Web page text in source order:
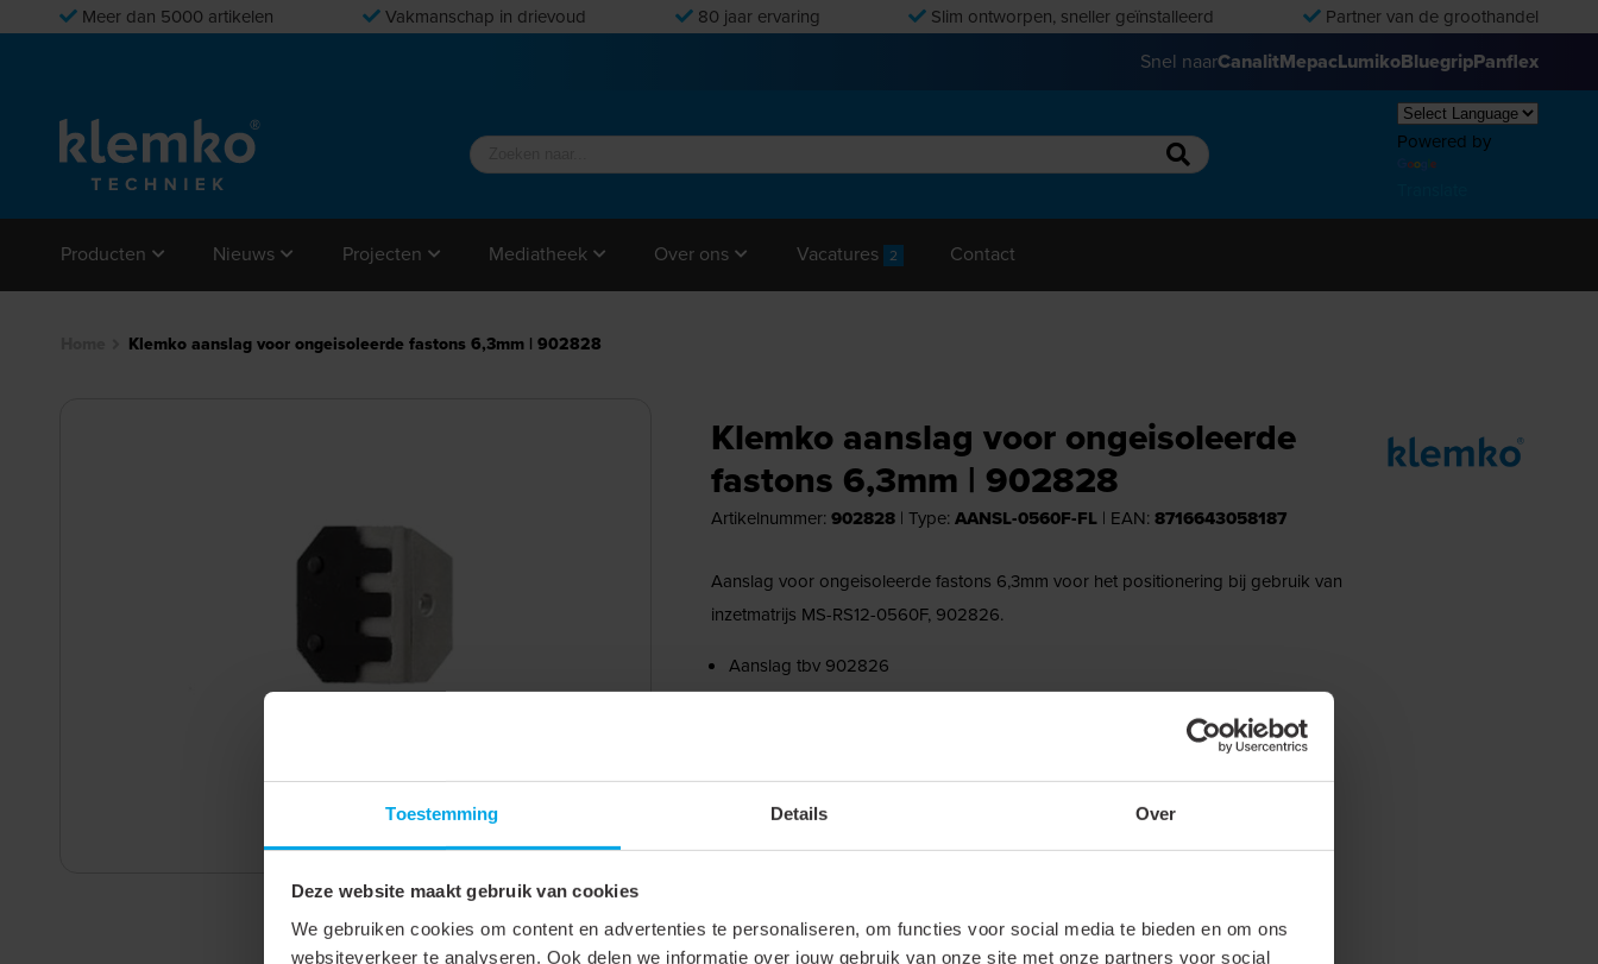
Toestemming Details Over
Deze website maakt gebruik van cookies
We gebruiken cookies om content en advertenties te personaliseren, om functies voor social media te bieden en om ons
websiteverkeer te analyseren. Ook delen we informatie over jouw gebruik van onze site met onze partners voor social
Meer dan 5000 artikelen Vakmanschap in drievoud 80 jaar ervaring Slim ontworpen, sneller geïnstalleerd Partner van de groothandel
Snel naarCanalitMepacLumikoBluegripPanflex
Powered by
Producten Nieuws Projecten Mediatheek Over ons Vacatures 2 Contact
Klemko aanslag voor ongeisoleerde fastons 6,3mm | 902828
Klemko aanslag voor ongeisoleerde
fastons 6,3mm | 902828
Artikelnummer: 902828| Type: AANSL-0560F-FL | EAN: 8716643058187
Aanslag voor ongeisoleerde fastons 6,3mm voor het positionering bij gebruik van
inzetmatrijs MS-RS12-0560F, 902826.
Aanslag tbv 902826
Ongeïsoleerde fastons 6,3mm
Inhoud verpakking: 1 Stuk in Kartonnen doos